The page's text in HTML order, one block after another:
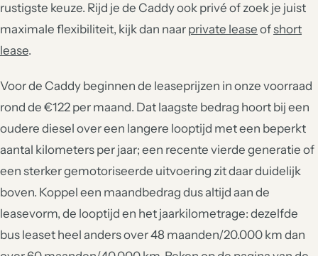
rustigste keuze. Rijd je de Caddy ook privé of zoek je juist
maximale flexibiliteit, kijk dan naar private lease ofshort
lease.
Voor de Caddy beginnen de leaseprijzen in onze voorraad
rond de €122 per maand. Dat laagste bedrag hoort bij een
oudere diesel over een langere looptijd met een beperkt
aantal kilometers per jaar; een recente vierde generatie of
een sterker gemotoriseerde uitvoering zit daar duidelijk
boven. Koppel een maandbedrag dus altijd aan de
leasevorm, de looptijd en het jaarkilometrage: dezelfde
bus leaset heel anders over 48 maanden/20.000 km dan